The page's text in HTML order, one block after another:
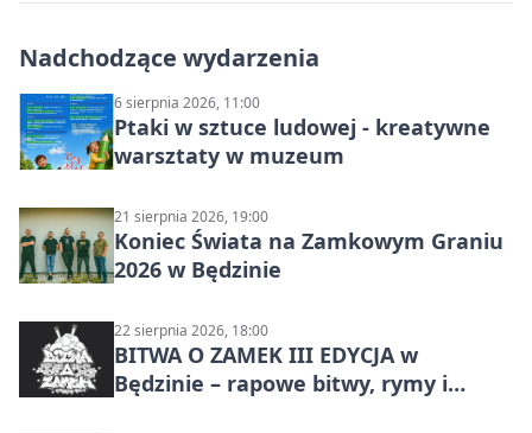
Nadchodzące wydarzenia
6 sierpnia 2026, 11:00
Ptaki w sztuce ludowej - kreatywne
warsztaty w muzeum
21 sierpnia 2026, 19:00
Koniec Świata na Zamkowym Graniu
2026 w Będzinie
22 sierpnia 2026, 18:00
BITWA O ZAMEK III EDYCJA w
Będzinie – rapowe bitwy, rymy i